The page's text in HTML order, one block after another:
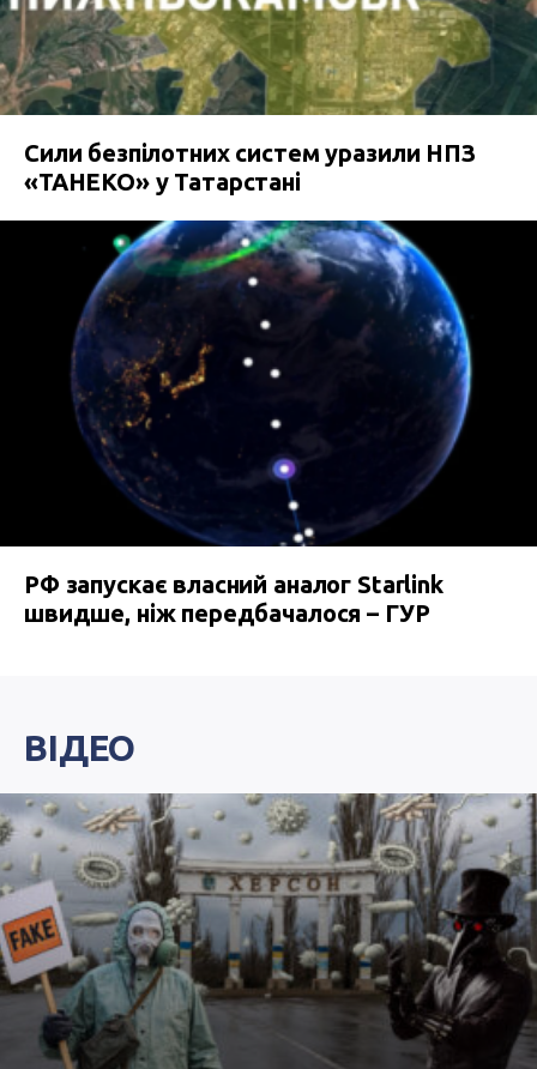
Сили безпілотних систем уразили НПЗ
«ТАНЕКО» у Татарстані
РФ запускає власний аналог Starlink
швидше, ніж передбачалося – ГУР
ВІДЕО